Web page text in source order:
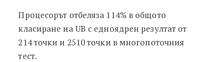
Процесорът отбеляза 114% в общото
класиране на UB с едноядрен резултат от
214 точки и 2510 точки в многопоточния
тест.